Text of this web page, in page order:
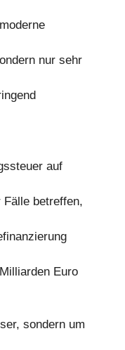
nur sehr
auf
betreffen,
Euro
sondern um